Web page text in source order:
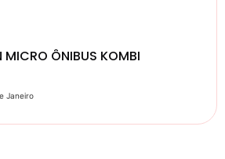
ÔNIBUS KOMBI
Janeiro